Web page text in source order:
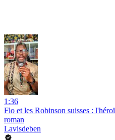
1:36
Flo et les Robinson suisses :
roman
Lavisdeben